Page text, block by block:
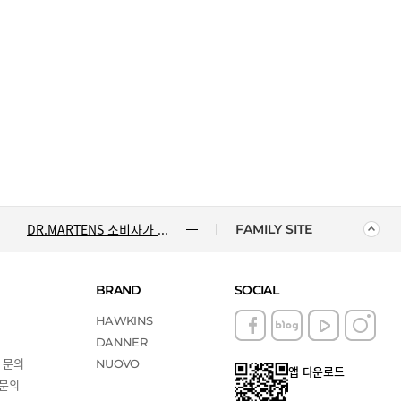
DR.MARTENS 소비자가 변동 안내
ASICS 소비자가 변동 안내
FAMILY SITE
의
의
BRAND
HAWKINS
DANNER
NUOVO
SOCIAL
앱 다운로드